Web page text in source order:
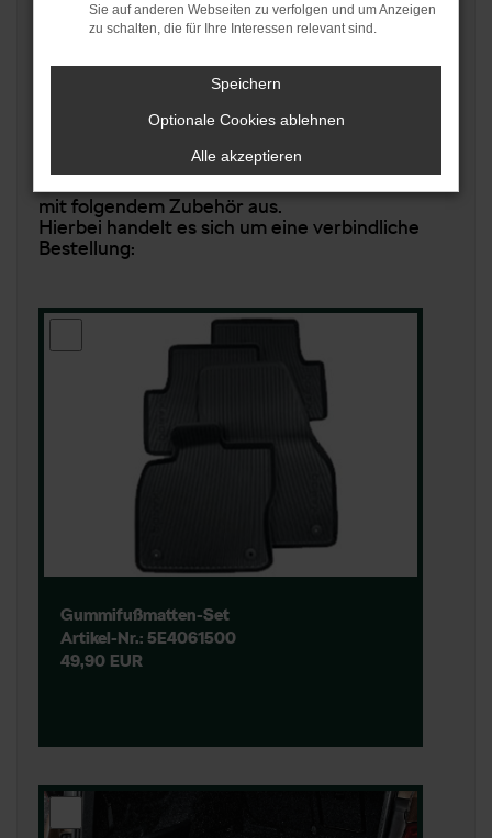
Heimatadresse ins Navigationsgerät
mit folgendem Zubehör aus.
Hierbei handelt es sich um eine verbindliche
Bestellung:
Gummifußmatten-Set
Artikel-Nr.: 5E4061500
49,90 EUR
Sie auf anderen Webseiten zu verfolgen und um Anzeigen
zu schalten, die für Ihre Interessen relevant sind.
Speichern
Optionale Cookies ablehnen
Alle akzeptieren